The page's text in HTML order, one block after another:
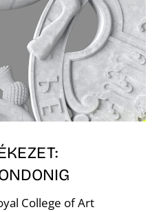
College of Art